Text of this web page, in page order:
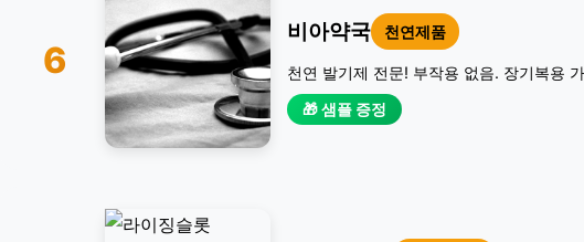
6
비아약국 천연제품
천연 발기제 전문! 부작용 없음. 장기복용
🎁 샘플 증정